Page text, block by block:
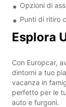
Opzioni di
Punti di ritiro
Esplora
Con Europcar,
dintorni a tuo
vacanza in
perfetto per le
auto e furgoni.